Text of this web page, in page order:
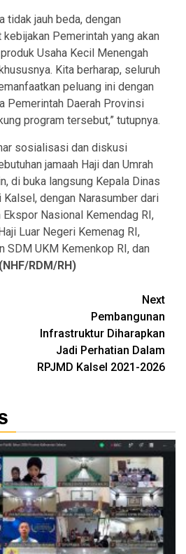
tidak jauh beda, dengan
Pemerintah yang akan
Usaha Kecil Menengah
Kita berharap, seluruh
peluang ini dengan
Pemerintah Daerah Provinsi
program tersebut,” tutupnya.
sosialisasi dan diskusi
jamaah Haji dan Umrah
di buka langsung Kepala Dinas
dengan Narasumber dari
Nasional Kemendag RI,
Luar Negeri Kemenag RI,
SDM UKM Kemenkop RI, dan
(NHF/RDM/RH)
Next
Pembangunan
Infrastruktur Diharapkan
Jadi Perhatian Dalam
RPJMD Kalsel 2021-2026